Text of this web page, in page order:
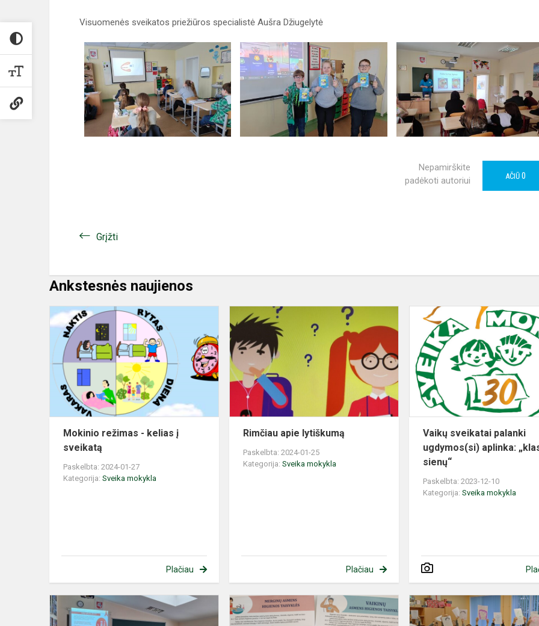
Visuomenės sveikatos priežiūros specialistė Aušra Džiugelytė
Nepamirškite
padėkoti autoriui
AČIŪ 0
Grįžti
Ankstesnės naujienos
Mokinio
režimas
-
kelias
į
sveikatą
Mokinio režimas - kelias į
sveikatą
Paskelbta: 2024-01-27
Kategorija: Sveika mokykla
Plačiau
Rimčiau
lytiškumą
Rimčiau apie lytiškumą
Paskelbta: 2024-01-25
Kategorija:Sveika mokykla
Plačiau
Vaikų sveikatai palanki
ugdymos(si) aplinka:
sienų“
Paskelbta: 2023-12-10
Kategorija:Sveika mokykla
Mokiniai
paminėjo
Užkrečiamų
ligų